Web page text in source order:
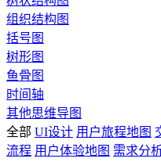
组织结构图
括号图
树形图
鱼骨图
时间轴
其他思维导图
全部 UI设计 用户旅程地图
流程 用户体验地图 需求分